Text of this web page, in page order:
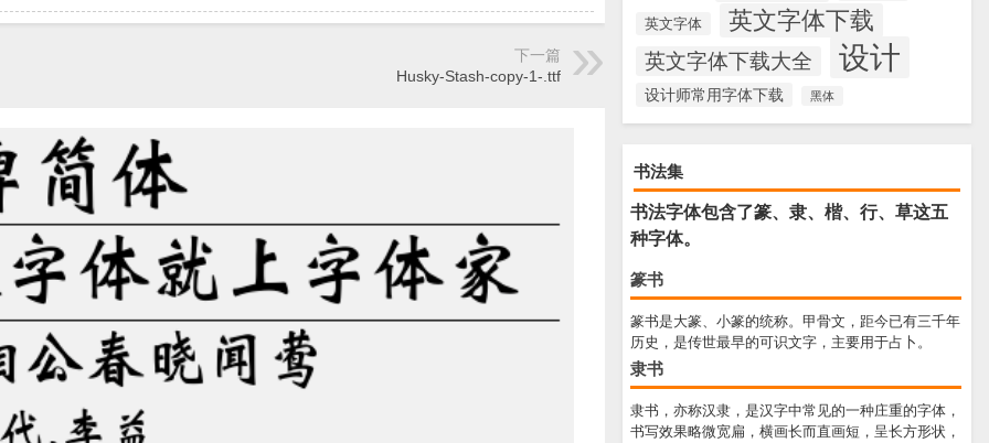
英文字体 英文字体下载
英文字体下载大全 设计
设计师常用字体下载 黑体
书法集
书法字体包含了篆、隶、楷、行、草这五
种字体。
篆书
篆书是大篆、小篆的统称。甲骨文，距今已有三千年
历史，是传世最早的可识文字，主要用于占卜。
隶书
隶书，亦称汉隶，是汉字中常见的一种庄重的字体，
书写效果略微宽扁，横画长而直画短，呈长方形状，
下一篇
Husky-Stash-copy-1-.ttf